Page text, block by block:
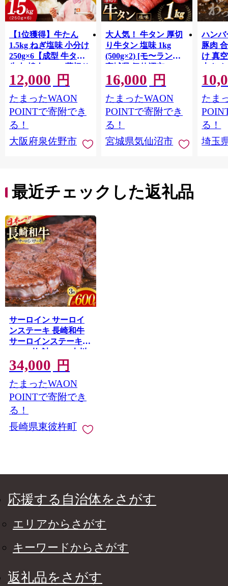
【1位獲得】牛たん
1.5kg ねぎ塩味 小分け
250g×6【成型 牛タン
牛肉 焼肉 BBQ 薄切り
ぎゅうたん スライス
訳あり サイズ不揃
い】 G4721
12,000 円
たまったWAON
POINTで寄附でき
る！
大阪府泉佐野市
大人気！ 牛タン 厚切
り牛タン 塩味 1kg
(500g×2) [モ〜ランド
宮城県 気仙沼市
20564660] 肉 牛肉 精肉
牛たん 牛タン塩 牛た
ん塩 冷凍 焼肉 BBQ ア
ウトドア バーベキュ
ー 厚切り タン
16,000 円
たまったWAON
POINTで寄附でき
る！
宮城県気仙沼市
ハンバ
豚肉
け 真
大き
保存
淡路島
ポーク
き肉
ず 惣
まみ
んのお
たま
る！
埼玉
最近チェックした返礼品
サーロイン サーロイ
ンステーキ 長崎和牛
サーロインステーキ
200g 3枚 計600g [大川
ストアー 長崎県 東彼
杵町 hs42bag580093]
和牛 ステーキ サーロ
イン
34,000 円
たまったWAON
POINTで寄附でき
る！
長崎県東彼杵町
応援する自治体をさがす
エリアからさがす
キーワードからさがす
返礼品をさがす